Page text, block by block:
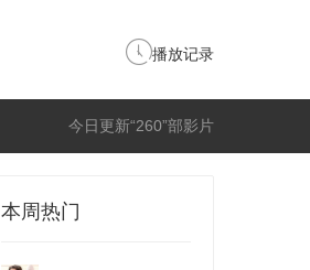
播放记录
今日更新“260”部影片
本周热门